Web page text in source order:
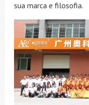
sua marca e filosofia.